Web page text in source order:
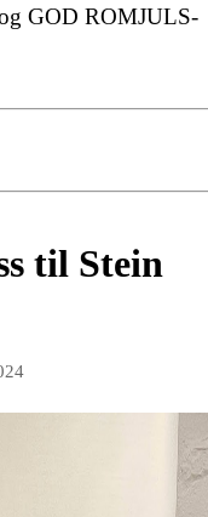
GOD ROMJULS-
til Stein